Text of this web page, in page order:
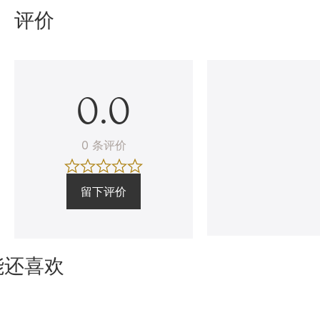
评价
0.0
0 条评价
留下评价
喜欢